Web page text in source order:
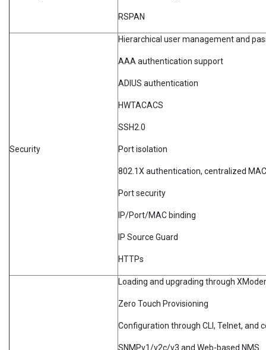
RSPAN
Security
Hierarchical user management and
AAA authentication support
ADIUS authentication
HWTACACS
SSH2.0
Port isolation
802.1X authentication, centralized
Port security
IP/Port/MAC binding
IP Source Guard
HTTPs
Loading and upgrading through
Zero Touch Provisioning
Configuration through CLI, Telnet, and
SNMPv1/v2c/v3 and Web-based NMS